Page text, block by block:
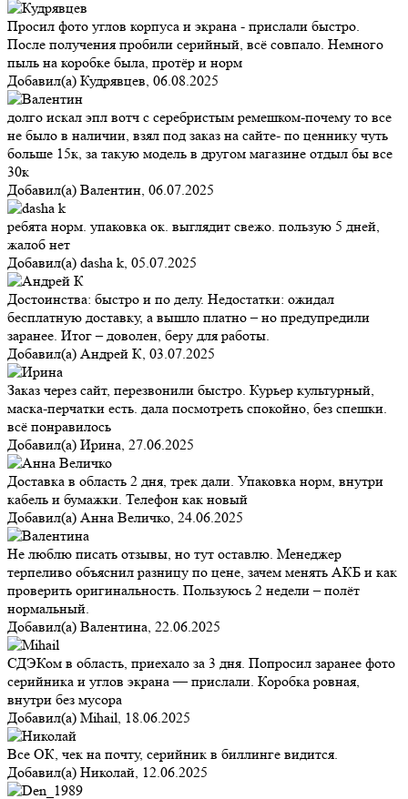
Просил фото углов корпуса и экрана - прислали быстро.
После получения пробили серийный, всё совпало. Немного
пыль на коробке была, протёр и норм
Добавил(а) Кудрявцев, 06.08.2025
долго искал эпл вотч с серебристым ремешком-почему то все
не было в наличии, взял под заказ на сайте- по ценнику чуть
больше 15к, за такую модель в другом магазине отдыл бы все
30к
Добавил(а) Валентин, 06.07.2025
ребята норм. упаковка ок. выглядит свежо. пользую 5 дней,
жалоб нет
Добавил(а) dasha k, 05.07.2025
Достоинства: быстро и по делу. Недостатки: ожидал
бесплатную доставку, а вышло платно – но предупредили
заранее. Итог – доволен, беру для работы.
Добавил(а) Андрей К, 03.07.2025
Заказ через сайт, перезвонили быстро. Курьер культурный,
маска-перчатки есть. дала посмотреть спокойно, без спешки.
всё понравилось
Добавил(а) Ирина, 27.06.2025
Доставка в область 2 дня, трек дали. Упаковка норм, внутри
кабель и бумажки. Телефон как новый
Добавил(а) Анна Величко, 24.06.2025
Не люблю писать отзывы, но тут оставлю. Менеджер
терпеливо объяснил разницу по цене, зачем менять АКБ и как
проверить оригинальность. Пользуюсь 2 недели – полёт
нормальный.
Добавил(а) Валентина, 22.06.2025
СДЭКом в область, приехало за 3 дня. Попросил заранее фото
серийника и углов экрана — прислали. Коробка ровная,
внутри без мусора
Добавил(а) Mihail, 18.06.2025
Все ОК, чек на почту, серийник в биллинге видится.
Добавил(а) Николай, 12.06.2025